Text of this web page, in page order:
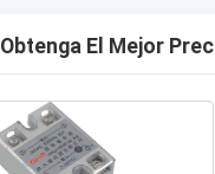
Obtenga El Mejor